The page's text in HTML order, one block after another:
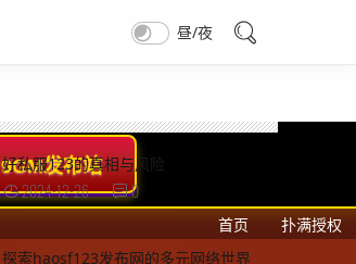
昼/夜
好私服123的真相与风险
2024-12-26 0
探索haosf123发布网的多元网络世界